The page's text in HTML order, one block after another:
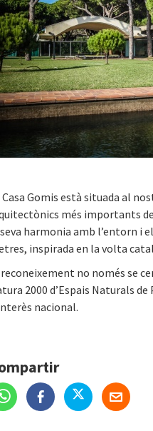
Casa Gomis està situada al
més importants
harmonia amb l’entorn i
inspirada en la volta
no només se
2000 d’Espais Naturals
nacional.